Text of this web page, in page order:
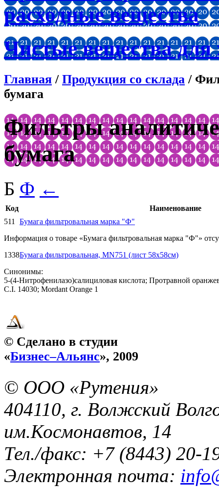
расходные вещества
Чистые вещества для
Главная / Продукция со склада /
бумага
Фильтры
бумага
Б Ф ←
Код
Наименование
511
Бумага фильтровальная марка "Ф"
Информация о товаре «Бумага фильтровальная марка "Ф"»
1338Бумага фильтровальная, MN751 (лист 58х58см)
Синонимы:
5-(4-Нитрофенилазо)салициловая кислота; Протравной
C.I. 14030; Mordant Orange 1
© Сделано в студии
«Бизнес–Альянс», 2009
© ООО «Рутения»
404110, г. Волжский
им.Космонавтов, 14
Тел./факс: +7 (8443) 20-
Электронная почта: